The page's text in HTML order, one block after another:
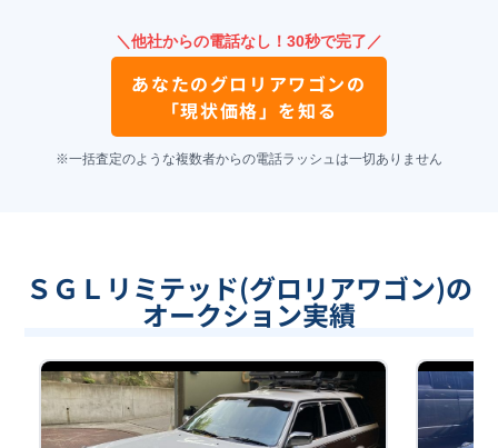
＼他社からの電話なし！30秒で完了／
あなたのグロリアワゴンの
「現状価格」を知る
※一括査定のような複数者からの電話ラッシュは一切ありません
ＳＧＬリミテッド(グロリアワゴン)の
オークション実績